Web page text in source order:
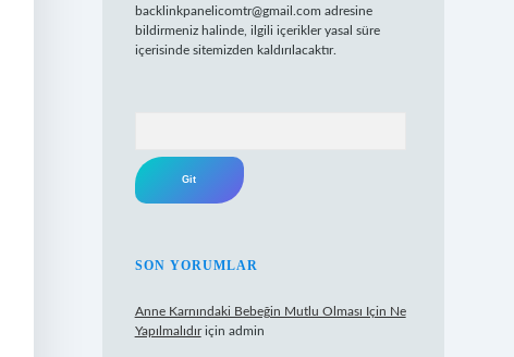
backlinkpanelicomtr@gmail.com adresine
bildirmeniz halinde, ilgili içerikler yasal süre
içerisinde sitemizden kaldırılacaktır.
SON YORUMLAR
Anne Karnındaki Bebeğin Mutlu Olması Için Ne
Yapılmalıdıriçin admin